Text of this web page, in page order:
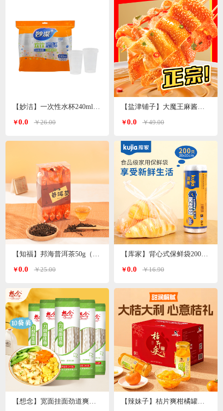
【妙洁】一次性水杯240ml 120只装
￥0.0 ￥26.00
【知福】邦海普洱茶50g（加送20g）
￥0.0 ￥25.00
【盐津铺子】大魔王麻酱素毛肚200g*3袋（香辣麻酱味）
￥0.0 ￥49.00
【库家】背心式保鲜袋200只 30*35cmKJ-1362
￥0.0 ￥16.90